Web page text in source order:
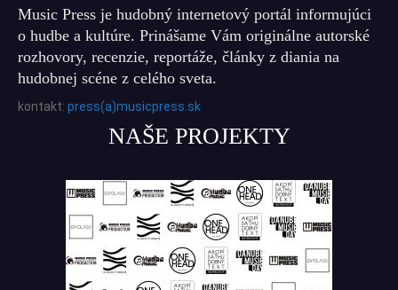
Music Press je hudobný internetový portál informujúci
o hudbe a kultúre. Prinášame Vám originálne autorské
rozhovory, recenzie, reportáže, články z diania na
hudobnej scéne z celého sveta.
kontakt: press(a)musicpress.sk
NAŠE PROJEKTY